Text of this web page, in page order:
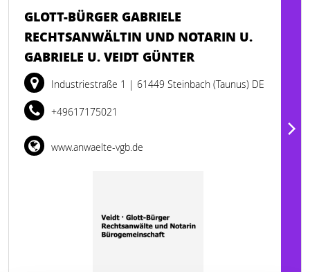
GLOTT-BÜRGER GABRIELE
RECHTSANWÄLTIN UND NOTARIN U.
GABRIELE U. VEIDT GÜNTER
Industriestraße 1 | 61449 Steinbach (Taunus) DE
+49617175021
www.anwaelte-vgb.de